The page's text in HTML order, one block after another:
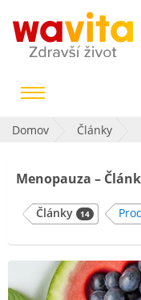
Domov Články
Menopauza –
Články 14